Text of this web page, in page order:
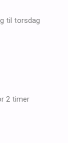
til torsdag
2 timer